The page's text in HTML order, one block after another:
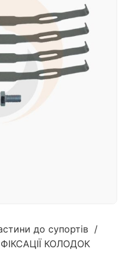
до супортів /
КОЛОДОК